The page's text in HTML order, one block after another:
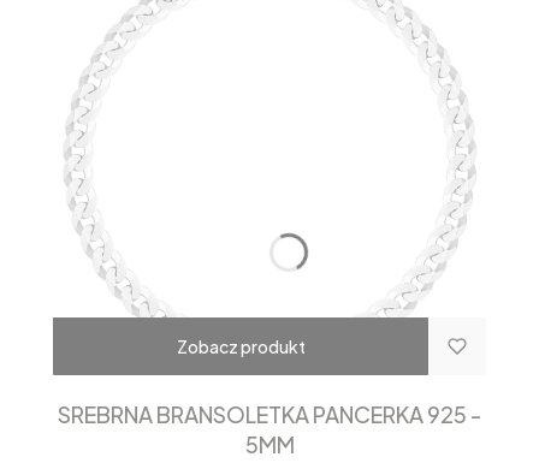
Zobacz produkt
SREBRNA BRANSOLETKA PANCERKA 925 -
5MM